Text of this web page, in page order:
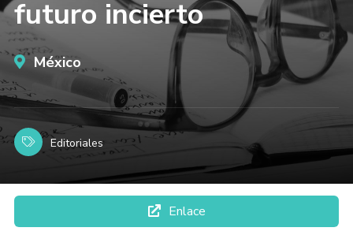
futuro incierto
México
Editoriales
Enlace